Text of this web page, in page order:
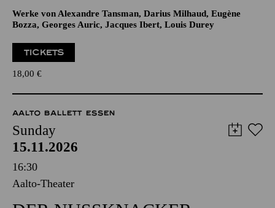
Werke von Alexandre Tansman, Darius Milhaud, Eugène
Bozza, Georges Auric, Jacques Ibert, Louis Durey
TICKETS
18,00 €
AALTO BALLETT ESSEN
Sunday
15.11.2026
16:30
Aalto-Theater